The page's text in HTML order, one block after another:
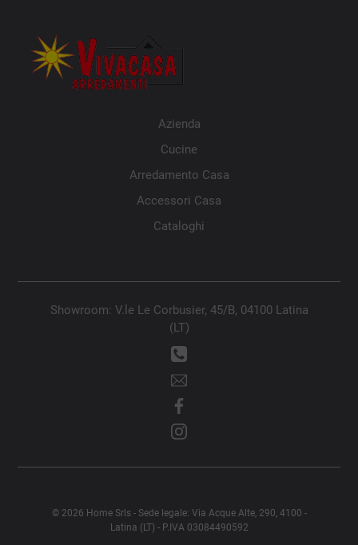
Azienda
Cucine
Arredamento Casa
Accessori Casa
Cataloghi
Showroom: V.le Le Corbusier, 45/B, 04100 Latina
(LT)
© 2026 Home Srls - Sede legale: Via Acque Alte, 290, 4100 -
Latina (LT) - P.IVA 03084490592